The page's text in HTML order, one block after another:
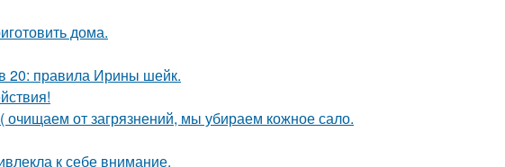
дома.
20: правила Ирины шейк.
очищаем от загрязнений, мы убираем кожное сало.
к себе внимание.